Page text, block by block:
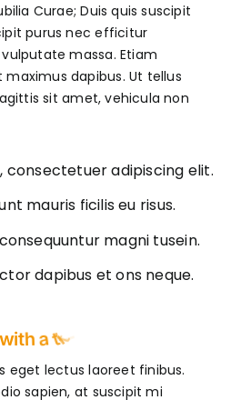
Curae; Duis quis suscipit
purus nec efficitur
massa. Etiam
dapibus. Ut tellus
sit amet, vehicula non
consectetuer adipiscing elit.
mauris ficilis eu risus.
magni tusein.
dapibus et ons neque.
eget lectus laoreet finibus.
sapien, at suscipit mi